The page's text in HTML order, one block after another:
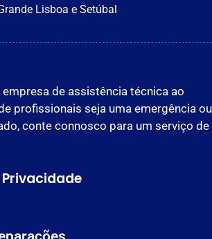
Lisboa e Setúbal
empresa de assistência técnica ao
profissionais seja uma emergência ou
conte connosco para um serviço de